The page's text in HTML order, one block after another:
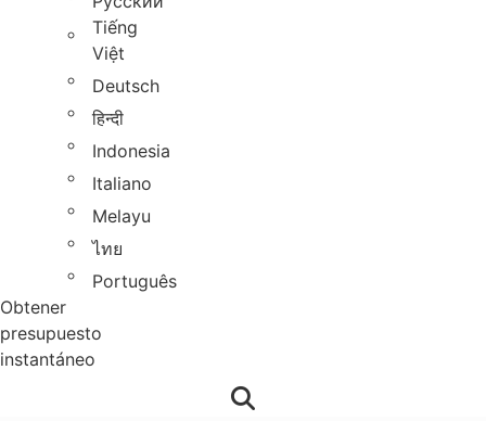
Tiếng
Việt
Deutsch
हिन्दी
Indonesia
Italiano
Melayu
ไทย
Português
Obtener
presupuesto
instantáneo